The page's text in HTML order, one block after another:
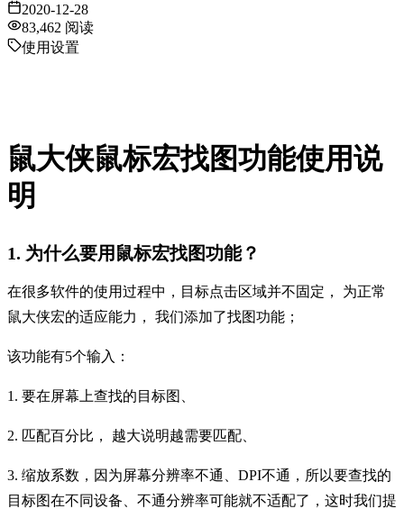
2020-12-28
83,462 阅读
使用设置
鼠大侠鼠标宏找图功能使用说
明
1. 为什么要用鼠标宏找图功能？
在很多软件的使用过程中，目标点击区域并不固定，
为正常
鼠大侠宏的适应能力，
我们添加了找图功能；
该功能有5个输入：
1. 要在屏幕上查找的目标图、
2. 匹配百分比， 越大说明越需要匹配、
3. 缩放系数，因为屏幕分辨率不通、 DPI不通，所以要查找的
目标图在不同设备、不通分辨率可能就不适配了，这时我们提